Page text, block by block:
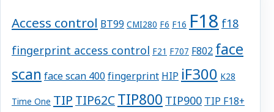
Access control BT99 CMI280 F6 F16 F18f18
fingerprint access control F21 F707 F802face
scanface scan 400fingerprintHIPiF300 K28
Time One TIPTIP62CTIP800TIP900TIP F18+